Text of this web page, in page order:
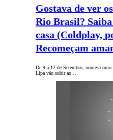
Gostava de ver
Rio Brasil?
casa (Coldplay,
Recomeçam
De 9 a 12 de Setembro, nomes
Lipa vão subir ao…